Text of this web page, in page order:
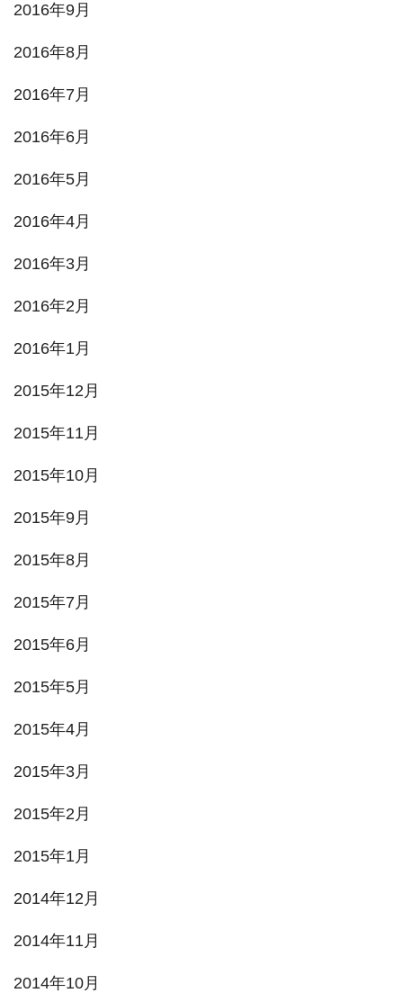
2016年9月
2016年8月
2016年7月
2016年6月
2016年5月
2016年4月
2016年3月
2016年2月
2016年1月
2015年12月
2015年11月
2015年10月
2015年9月
2015年8月
2015年7月
2015年6月
2015年5月
2015年4月
2015年3月
2015年2月
2015年1月
2014年12月
2014年11月
2014年10月